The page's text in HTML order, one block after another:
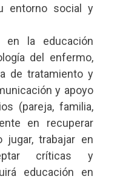
entorno social y
en la educación
del enfermo,
de tratamiento y
y apoyo
(pareja, familia,
en recuperar
jugar, trabajar en
críticas y
educación en